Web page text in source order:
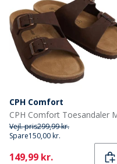
CPH Comfort
Vejl. pris299,99 kr.
Spare150,00 kr.
Current
149,99 kr.